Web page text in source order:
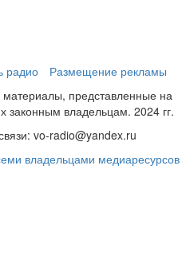
радио
Размещение рекламы
представленные на
законным владельцам. 2024 гг.
vo-radio@yandex.ru
владельцами медиаресурсов